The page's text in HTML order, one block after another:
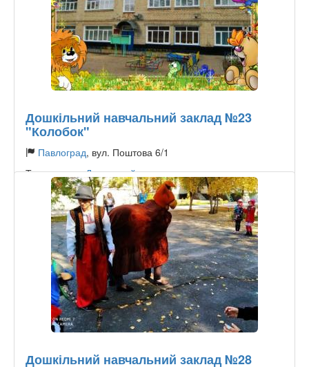
Дошкільний навчальний заклад №23
"Колобок"
Павлоград, вул. Поштова 6/1
Тип садочку:Державний
Дошкільний навчальний заклад №28